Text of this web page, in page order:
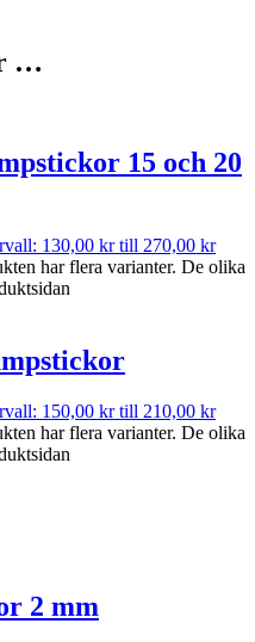
…
15 och 20
130,00 kr till 270,00 kr
har flera varianter. De olika
150,00 kr till 210,00 kr
har flera varianter. De olika
2 mm